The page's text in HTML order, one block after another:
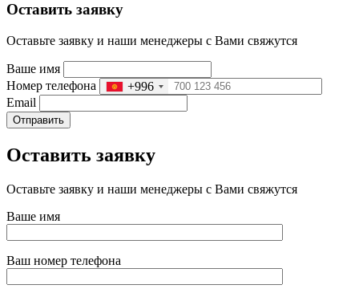
Оставить заявку
Оставьте заявку и наши менеджеры с Вами свяжутся
Ваше имя
Номер телефона
+996
Email
Отправить
Оставить заявку
Оставьте заявку и наши менеджеры с Вами свяжутся
Ваше имя
Ваш номер телефона